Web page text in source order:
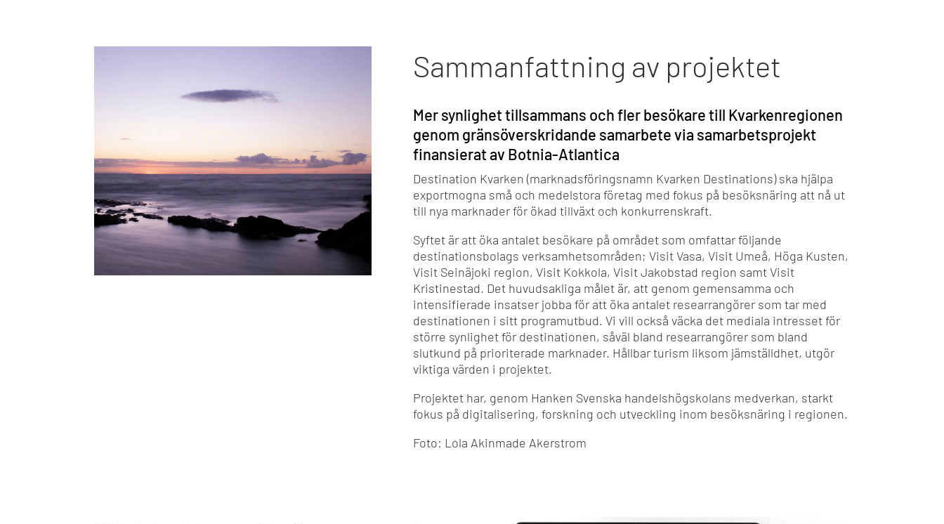
Sammanfattning av projektet
Mer synlighet tillsammans och fler besökare till Kvarkenregionen
genom gränsöverskridande samarbete via samarbetsprojekt
finansierat av Botnia-Atlantica
Destination Kvarken (marknadsföringsnamn Kvarken Destinations) ska hjälpa
exportmogna små och medelstora företag med fokus på besöksnäring att nå ut
till nya marknader för ökad tillväxt och konkurrenskraft.
Syftet är att öka antalet besökare på området som omfattar följande
destinationsbolags verksamhetsområden; Visit Vasa, Visit Umeå, Höga Kusten,
Visit Seinäjoki region, Visit Kokkola, Visit Jakobstad region samt Visit
Kristinestad. Det huvudsakliga målet är, att genom gemensamma och
intensifierade insatser jobba för att öka antalet researrangörer som tar med
destinationen i sitt programutbud. Vi vill också väcka det mediala intresset för
större synlighet för destinationen, såväl bland researrangörer som bland
slutkund på prioriterade marknader. Hållbar turism liksom jämställdhet, utgör
viktiga värden i projektet.
Projektet har, genom Hanken Svenska handelshögskolans medverkan, starkt
fokus på digitalisering, forskning och utveckling inom besöksnäring i regionen.
Foto: Lola Akinmade Akerstrom